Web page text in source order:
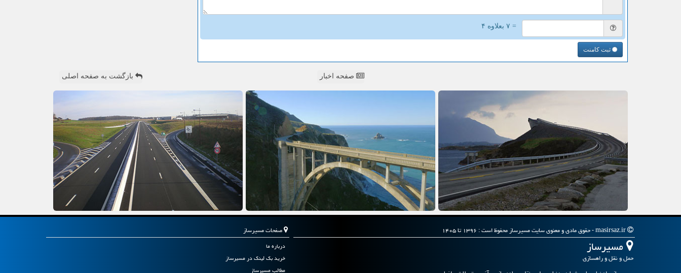
= ۷ بعلاوه ۴
ثبت کامنت
صفحه اخبار بازگشت به صفحه اصلی
مسیرساز
حمل و نقل و راهسازی
صفحات مسیرساز
درباره ما
خرید بک لینک در مسیرساز
مطالب مسیرساز